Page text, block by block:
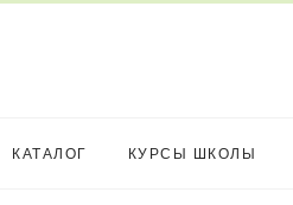
КАТАЛОГ КУРСЫ ШКОЛЫ